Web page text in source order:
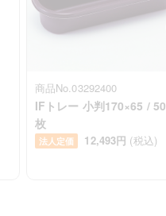
商品No.03292400
IFトレー 小判170×65 / 50
枚
法人定価 12,493円 (税込)